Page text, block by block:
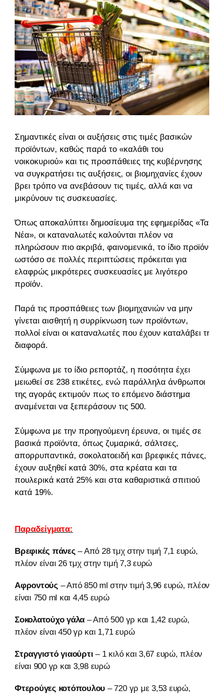
Σημαντικές είναι οι αυξήσεις στις τιμές βασικών
προϊόντων, καθώς παρά το «καλάθι του
νοικοκυριού» και τις προσπάθειες της κυβέρνησης
να συγκρατήσει τις αυξήσεις, οι βιομηχανίες έχουν
βρει τρόπο να ανεβάσουν τις τιμές, αλλά και να
μικρύνουν τις συσκευασίες.
Όπως αποκαλύπτει δημοσίευμα της εφημερίδας «Τα
Νέα», οι καταναλωτές καλούνται πλέον να
πληρώσουν πιο ακριβά, φαινομενικά, το ίδιο προϊόν,
ωστόσο σε πολλές περιπτώσεις πρόκειται για
ελαφρώς μικρότερες συσκευασίες με λιγότερο
προϊόν.
Παρά τις προσπάθειες των βιομηχανιών να μην
γίνεται αισθητή η συρρίκνωση των προϊόντων,
πολλοί είναι οι καταναλωτές που έχουν καταλάβει τη
διαφορά.
Σύμφωνα με το ίδιο ρεπορτάζ, η ποσότητα έχει
μειωθεί σε 238 ετικέτες, ενώ παράλληλα άνθρωποι
της αγοράς εκτιμούν πως το επόμενο διάστημα
αναμένεται να ξεπεράσουν τις 500.
Σύμφωνα με την προηγούμενη έρευνα, οι τιμές σε
βασικά προϊόντα, όπως ζυμαρικά, σάλτσες,
απορρυπαντικά, σοκολατοειδή και βρεφικές πάνες,
έχουν αυξηθεί κατά 30%, στα κρέατα και τα
πουλερικά κατά 25% και στα καθαριστικά σπιτιού
κατά 19%.
Παραδείγματα:
Βρεφικές πάνες – Από 28 τμχ στην τιμή 7,1 ευρώ,
πλέον είναι 26 τμχ στην τιμή 7,3 ευρώ
Αφροντούς – Από 850 ml στην τιμή 3,96 ευρώ, πλέον
είναι 750 ml και 4,45 ευρώ
Σοκολατούχο γάλα – Από 500 γρ και 1,42 ευρώ,
πλέον είναι 450 γρ και 1,71 ευρώ
Στραγγιστό γιαούρτι – 1 κιλό και 3,67 ευρώ, πλέον
είναι 900 γρ και 3,98 ευρώ
Φτερούγες κοτόπουλου – 720 γρ με 3,53 ευρώ,